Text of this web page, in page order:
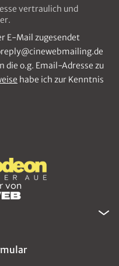
vertraulich und
E-Mail zugesendet
o.g. Email-Adresse zu
habe ich zur Kenntnis
von